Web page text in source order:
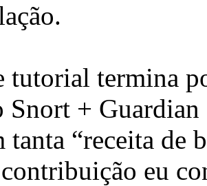
tutorial termina
Snort +
tanta “receita de
eu